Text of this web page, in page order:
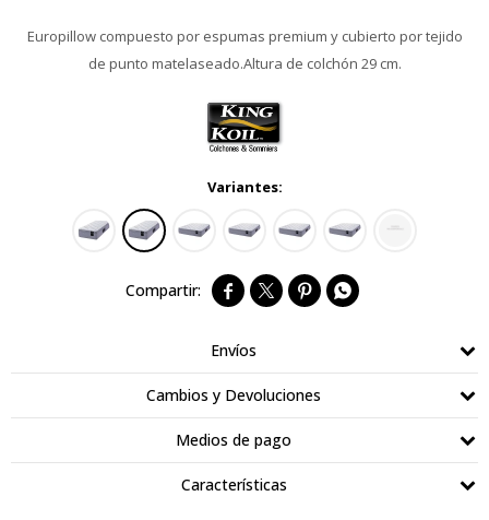
Europillow compuesto por espumas premium y cubierto por tejido
de punto matelaseado.Altura de colchón 29 cm.
Variantes:
   
Envíos
Cambios y Devoluciones
Medios de pago
Características